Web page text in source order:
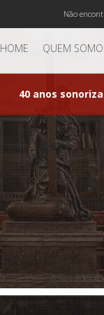
Não
HOME QUEM
40 anos